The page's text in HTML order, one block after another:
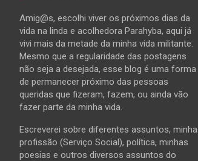
Amig@s, escolhi viver os próximos dias da
vida na linda e acolhedora Parahyba, aqui já
vivi mais da metade da minha vida militante.
Mesmo que a regularidade das postagens
não seja a desejada, esse blog é uma forma
de permanecer próximo das pessoas
queridas que fizeram, fazem, ou ainda vão
fazer parte da minha vida.
Escreverei sobre diferentes assuntos, minha
profissão (Serviço Social), política, minhas
poesias e outros diversos assuntos do